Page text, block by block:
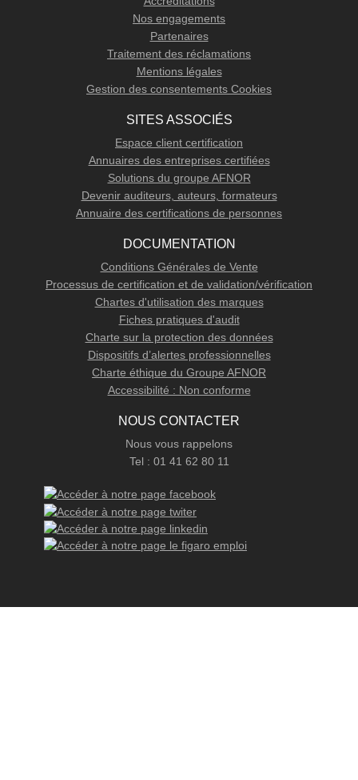
Nos engagements
Partenaires
Traitement des réclamations
Mentions légales
Gestion des consentements Cookies
SITES ASSOCIÉS
Espace client certification
Annuaires des entreprises certifiées
Solutions du groupe AFNOR
Devenir auditeurs, auteurs, formateurs
Annuaire des certifications de personnes
DOCUMENTATION
Conditions Générales de Vente
Processus de certification et de validation/vérification
Chartes d'utilisation des marques
Fiches pratiques d'audit
Charte sur la protection des données
Dispositifs d’alertes professionnelles
Charte éthique du Groupe AFNOR
Accessibilité : Non conforme
NOUS CONTACTER
Nous vous rappelons
Tel : 01 41 62 80 11